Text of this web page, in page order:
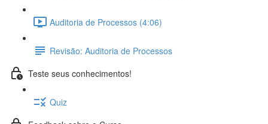
Auditoria de Processos (4:06)
Revisão: Auditoria de Processos
Teste seus conhecimentos!
Quiz